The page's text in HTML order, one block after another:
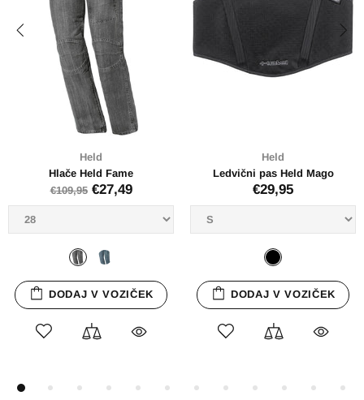
pas Held Mago
€29,95
DODAJ V VOZIČEK
Zaščitni vosek za usnje Held